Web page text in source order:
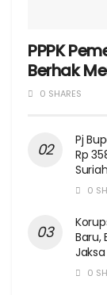
PPPK
Berhak
0 SHARES
Pj
Rp
0
Baru,
Jaksa
0